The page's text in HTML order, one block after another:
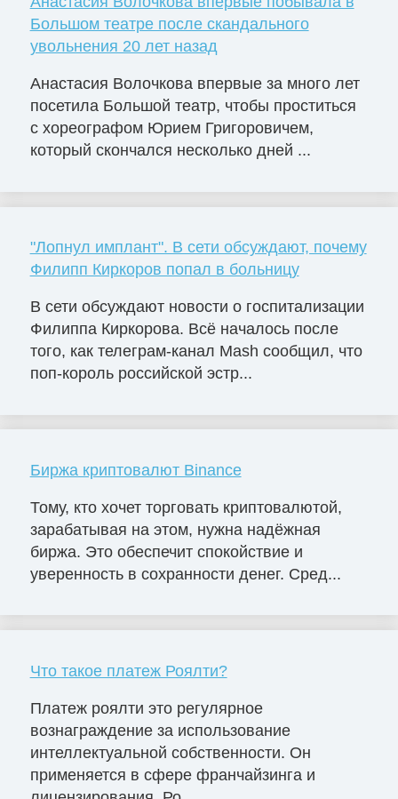
Большом театре после скандального
увольнения 20 лет назад
Анастасия Волочкова впервые за много лет
посетила Большой театр, чтобы проститься
с хореографом Юрием Григоровичем,
который скончался несколько дней ...
"Лопнул имплант". В сети обсуждают, почему
Филипп Киркоров попал в больницу
В сети обсуждают новости о госпитализации
Филиппа Киркорова. Всё началось после
того, как телеграм-канал Mash сообщил, что
поп-король российской эстр...
Биржа криптовалют Binance
Тому, кто хочет торговать криптовалютой,
зарабатывая на этом, нужна надёжная
биржа. Это обеспечит спокойствие и
уверенность в сохранности денег. Сред...
Что такое платеж Роялти?
Платеж роялти это регулярное
вознаграждение за использование
интеллектуальной собственности. Он
применяется в сфере франчайзинга и